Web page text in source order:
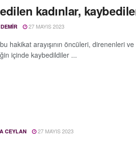
kadınlar,
27 MAYIS 2023
hakikat arayışının öncüleri, direnenleri
içinde kaybedildiler ...
CEYLAN 27 MAYIS 2023